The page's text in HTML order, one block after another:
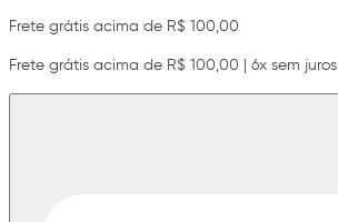
Frete grátis acima de R$ 100,00
Frete grátis acima de R$ 100,00 | 6x sem juros